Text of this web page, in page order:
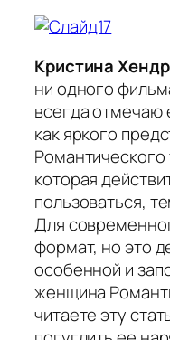
Кристина
ни одного
всегда отмечаю
как яркого
которая
пользоваться,
Для
формат, но это
особенной и
женщина
читаете эту